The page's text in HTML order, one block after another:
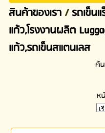
สินค้าของเรา/รถเข็น
แก้ว,โรงงานผลิต
แก้ว,รถเข็นสแตนเลส
ค้
ห